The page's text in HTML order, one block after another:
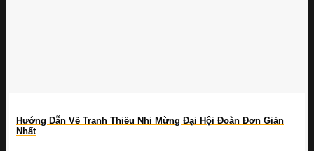
Hướng Dẫn Vẽ Tranh Thiếu Nhi Mừng Đại Hội Đoàn Đơn Giản
Nhất